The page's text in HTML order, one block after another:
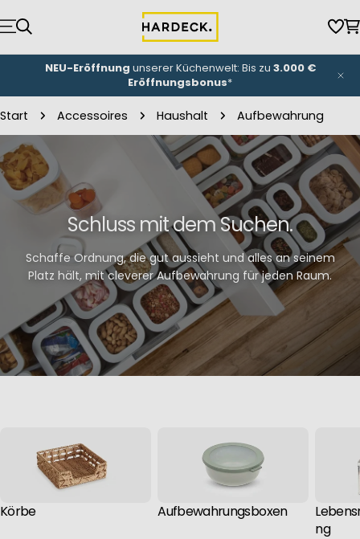
Inhalt
springen
NEU-Eröffnung unserer Küchenwelt: Bis zu 3.000 €
Eröffnungsbonus*
Start Accessoires Haushalt Aufbewahrung
Schluss mit dem Suchen.
Schaffe Ordnung, die gut aussieht und alles an seinem
Platz hält, mit cleverer Aufbewahrung für jeden Raum.
Körbe Aufbewahrungsboxen
ng